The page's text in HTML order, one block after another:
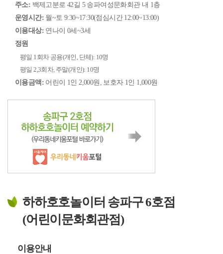
주소: 백제고분로 42길 5 송파여성문화회관 내 1층
운영시간: 월~토 9:30~17:30(점심시간 12:00~13:00)
이용대상: 연나이 0세~3세
정원
평일 1회차 공용(개인, 단체): 10명
평일 2,3회차, 주말(개인): 10명
이용금액: 어린이 1인 2,000원, 보호자 1인 1,000원
하하호호놀이터 송파구 6호점
(어린이문화회관점)
이용안내